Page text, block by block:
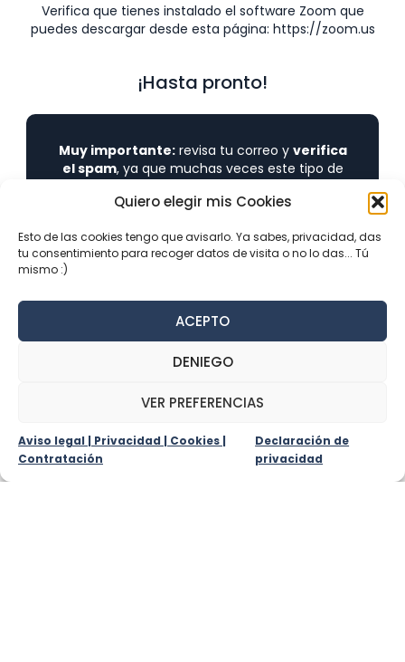
Quiero elegir mis Cookies
Esto de las cookies tengo que avisarlo. Ya sabes, privacidad, das
tu consentimiento para recoger datos de visita o no lo das... Tú
mismo :)
ACEPTO
DENIEGO
VER PREFERENCIAS
Aviso legal | Privacidad | Cookies |
Contratación
Declaración de
privacidad
Muy importante:revisa tu correo y verifica
el spam, ya que muchas veces este tipo de
remitente seguro porque allí te haré llegar
De otro modo, no podremos estar en
hola@conchisancar.com
Verifica que tienes instalado el software Zoom que
puedes descargar desde esta página: https://zoom.us
¡Hasta pronto!